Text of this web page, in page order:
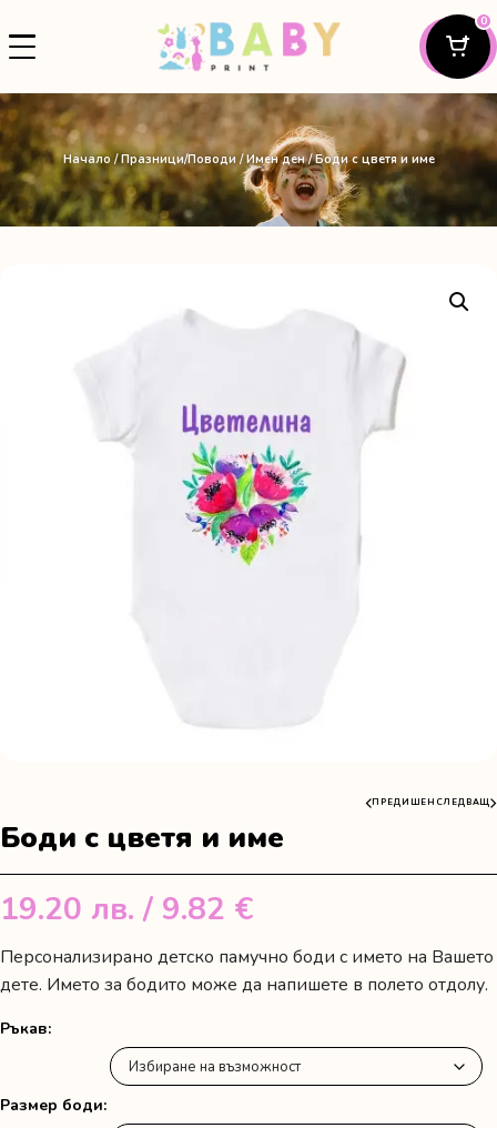
0
Начало/Празници/Поводи /Имен ден/ Боди с цветя и име
ПРЕДИШЕН СЛЕДВАЩ
Боди с цветя и име
19.20 лв. / 9.82 €
Персонализирано детско памучно боди с името на Вашето
дете. Името за бодито може да напишете в полето отдолу.
Ръкав
Размер боди